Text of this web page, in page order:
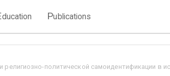
ducation Publications
религиозно-политической самоидентификации в